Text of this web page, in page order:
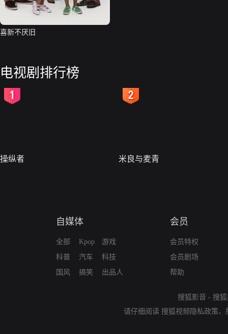
喜新不厌旧
电视剧排行榜
操纵者 米良与麦青
自媒体
全部
科普
国风
Kpop
汽车
搞笑
游戏
科技
出品人
会员
会员特权
会员剧场
帮助
搜狐影音 - 搜
请仔细阅读 搜狐视频隐私政策、